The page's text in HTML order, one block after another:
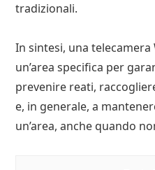
tradizionali.
In sintesi, una
un’area specifica per
prevenire reati,
e, in generale, a
un’area, anche quando